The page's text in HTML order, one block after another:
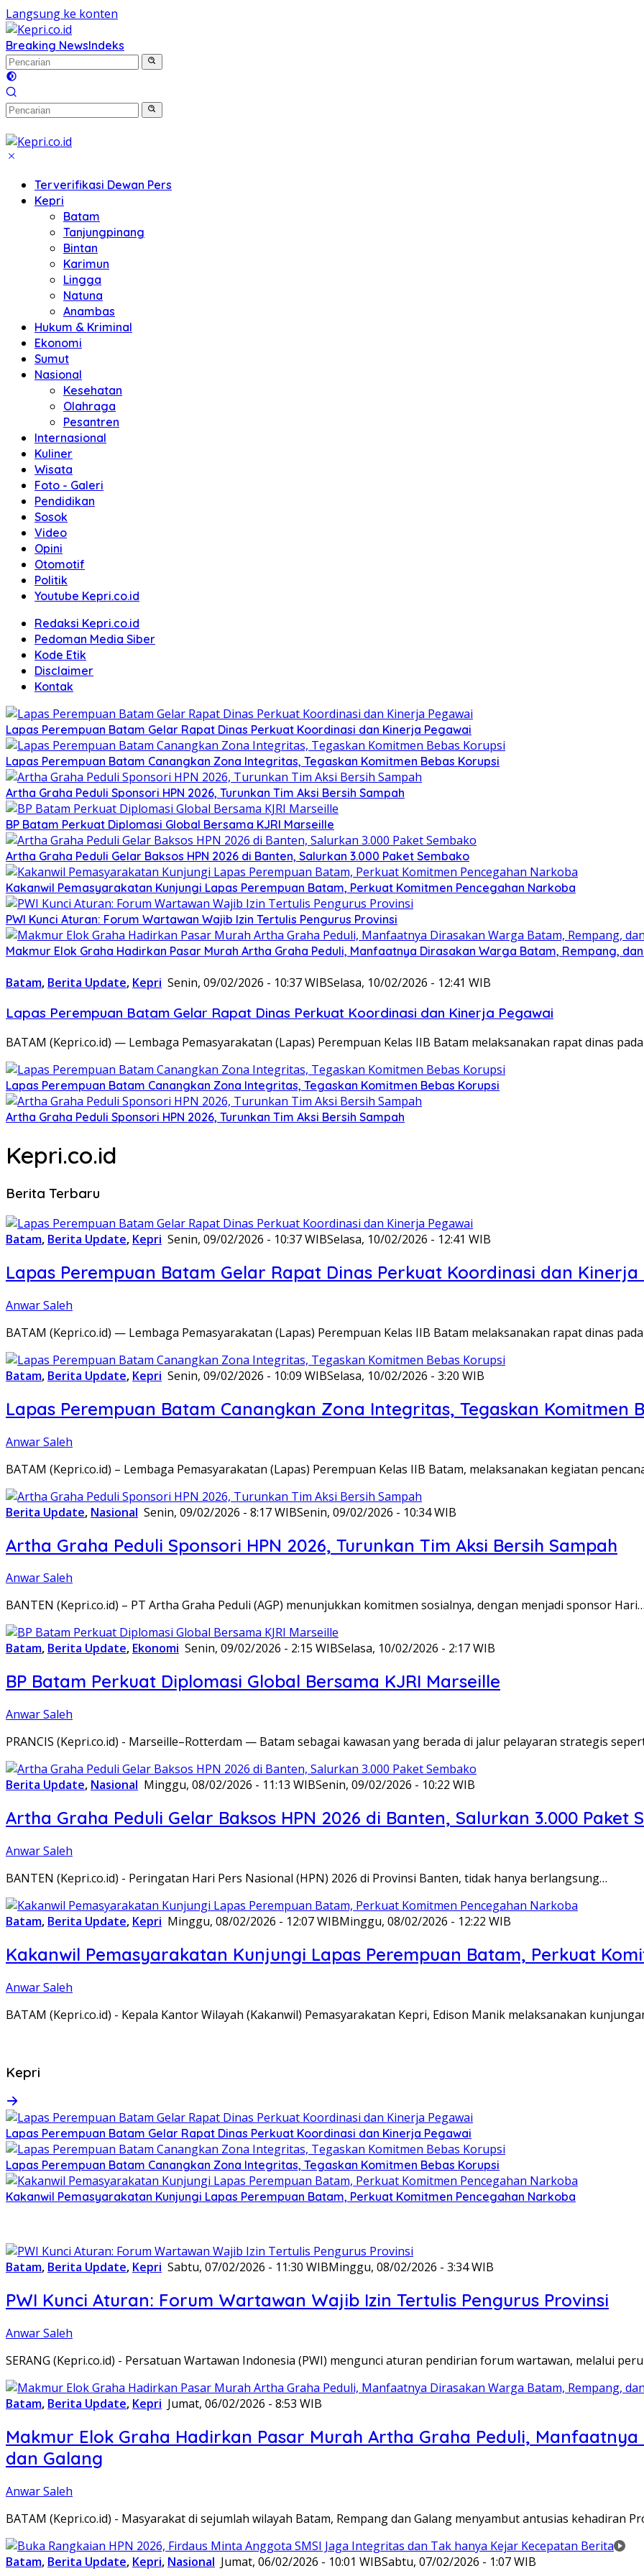
Langsung ke konten
Breaking NewsIndeks
Terverifikasi Dewan Pers
Kepri
Batam
Tanjungpinang
Bintan
Karimun
Lingga
Natuna
Anambas
Hukum & Kriminal
Ekonomi
Sumut
Nasional
Kesehatan
Olahraga
Pesantren
Internasional
Kuliner
Wisata
Foto - Galeri
Pendidikan
Sosok
Video
Opini
Otomotif
Politik
Youtube Kepri.co.id
Redaksi Kepri.co.id
Pedoman Media Siber
Kode Etik
Disclaimer
Kontak
Lapas Perempuan Batam Gelar Rapat Dinas Perkuat Koordinasi dan Kinerja Pegawai
Lapas Perempuan Batam Canangkan Zona Integritas, Tegaskan Komitmen Bebas Korupsi
Artha Graha Peduli Sponsori HPN 2026, Turunkan Tim Aksi Bersih Sampah
BP Batam Perkuat Diplomasi Global Bersama KJRI Marseille
Artha Graha Peduli Gelar Baksos HPN 2026 di Banten, Salurkan 3.000 Paket Sembako
Kakanwil Pemasyarakatan Kunjungi Lapas Perempuan Batam, Perkuat Komitmen Pencegahan Narkoba
PWI Kunci Aturan: Forum Wartawan Wajib Izin Tertulis Pengurus Provinsi
Makmur Elok Graha Hadirkan Pasar Murah Artha Graha Peduli, Manfaatnya Dirasakan Warga Batam, Rempang,
Batam, Berita Update, Kepri Senin, 09/02/2026 - 10:37 WIBSelasa, 10/02/2026 - 12:41 WIB
Lapas Perempuan Batam Gelar Rapat Dinas Perkuat Koordinasi dan Kinerja Pegawai
BATAM (Kepri.co.id) — Lembaga Pemasyarakatan (Lapas) Perempuan Kelas IIB Batam melaksanakan rapat dinas
Lapas Perempuan Batam Canangkan Zona Integritas, Tegaskan Komitmen Bebas Korupsi
Artha Graha Peduli Sponsori HPN 2026, Turunkan Tim Aksi Bersih Sampah
Kepri.co.id
Berita Terbaru
Batam, Berita Update, Kepri Senin, 09/02/2026 - 10:37 WIBSelasa, 10/02/2026 - 12:41 WIB
Lapas Perempuan Batam Gelar Rapat Dinas Perkuat Koordinasi dan Kinerja
Anwar Saleh
BATAM (Kepri.co.id) — Lembaga Pemasyarakatan (Lapas) Perempuan Kelas IIB Batam melaksanakan rapat dinas
Batam, Berita Update, Kepri Senin, 09/02/2026 - 10:09 WIBSelasa, 10/02/2026 - 3:20 WIB
Lapas Perempuan Batam Canangkan Zona Integritas, Tegaskan Komitmen
Anwar Saleh
BATAM (Kepri.co.id) – Lembaga Pemasyarakatan (Lapas) Perempuan Kelas IIB Batam, melaksanakan kegiatan
Berita Update, Nasional Senin, 09/02/2026 - 8:17 WIBSenin, 09/02/2026 - 10:34 WIB
Artha Graha Peduli Sponsori HPN 2026, Turunkan Tim Aksi Bersih Sampah
Anwar Saleh
BANTEN (Kepri.co.id) – PT Artha Graha Peduli (AGP) menunjukkan komitmen sosialnya, dengan menjadi sponsor Hari…
Batam, Berita Update, Ekonomi Senin, 09/02/2026 - 2:15 WIBSelasa, 10/02/2026 - 2:17 WIB
BP Batam Perkuat Diplomasi Global Bersama KJRI Marseille
Anwar Saleh
PRANCIS (Kepri.co.id) - Marseille–Rotterdam — Batam sebagai kawasan yang berada di jalur pelayaran strategis
Berita Update, Nasional Minggu, 08/02/2026 - 11:13 WIBSenin, 09/02/2026 - 10:22 WIB
Artha Graha Peduli Gelar Baksos HPN 2026 di Banten, Salurkan 3.000 Paket
Anwar Saleh
BANTEN (Kepri.co.id) - Peringatan Hari Pers Nasional (HPN) 2026 di Provinsi Banten, tidak hanya berlangsung…
Batam, Berita Update, Kepri Minggu, 08/02/2026 - 12:07 WIBMinggu, 08/02/2026 - 12:22 WIB
Kakanwil Pemasyarakatan Kunjungi Lapas Perempuan Batam, Perkuat
Anwar Saleh
BATAM (Kepri.co.id) - Kepala Kantor Wilayah (Kakanwil) Pemasyarakatan Kepri, Edison Manik melaksanakan
Kepri
Lapas Perempuan Batam Gelar Rapat Dinas Perkuat Koordinasi dan Kinerja Pegawai
Lapas Perempuan Batam Canangkan Zona Integritas, Tegaskan Komitmen Bebas Korupsi
Kakanwil Pemasyarakatan Kunjungi Lapas Perempuan Batam, Perkuat Komitmen Pencegahan Narkoba
Batam, Berita Update, Kepri Sabtu, 07/02/2026 - 11:30 WIBMinggu, 08/02/2026 - 3:34 WIB
PWI Kunci Aturan: Forum Wartawan Wajib Izin Tertulis Pengurus Provinsi
Anwar Saleh
SERANG (Kepri.co.id) - Persatuan Wartawan Indonesia (PWI) mengunci aturan pendirian forum wartawan, melalui
Batam, Berita Update, Kepri Jumat, 06/02/2026 - 8:53 WIB
Makmur Elok Graha Hadirkan Pasar Murah Artha Graha Peduli,
dan Galang
Anwar Saleh
BATAM (Kepri.co.id) - Masyarakat di sejumlah wilayah Batam, Rempang dan Galang menyambut antusias kehadiran
Batam, Berita Update, Kepri, Nasional Jumat, 06/02/2026 - 10:01 WIBSabtu, 07/02/2026 - 1:07 WIB